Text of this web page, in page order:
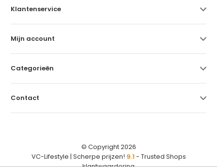
Klantenservice
Mijn account
Categorieën
Contact
© Copyright 2026
VC-Lifestyle | Scherpe prijzen! 9.1 - Trusted Shops